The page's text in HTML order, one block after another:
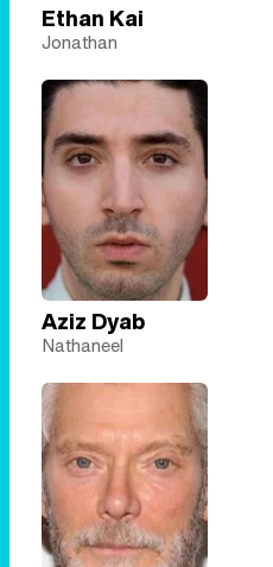
Ethan Kai
Jonathan
Aziz Dyab
Nathaneel